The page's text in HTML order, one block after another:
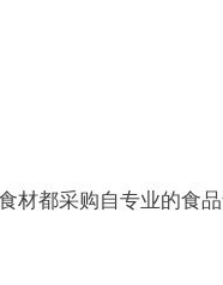
材都采购自专业的食